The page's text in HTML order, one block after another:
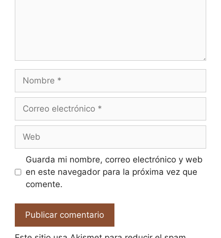
Nombre
Correo
Web
Guarda mi nombre, correo electrónico y web
en este navegador para la próxima vez que
comente.